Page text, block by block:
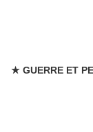
★ GUERRE ET